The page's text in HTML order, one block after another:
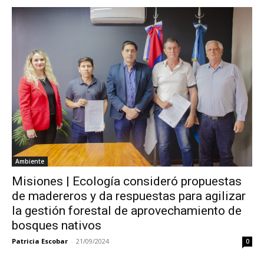
Ambiente
Misiones | Ecología consideró propuestas
de madereros y da respuestas para agilizar
la gestión forestal de aprovechamiento de
bosques nativos
Patricia Escobar - 21/09/2024 0